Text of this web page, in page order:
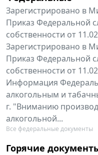
Зарегистрировано в
Приказ Федеральной
собственности от
Зарегистрировано в
Приказ Федеральной
собственности от
Информация
алкогольным и
г. "Вниманию
алкогольной...
Все федеральные документы
Горячие